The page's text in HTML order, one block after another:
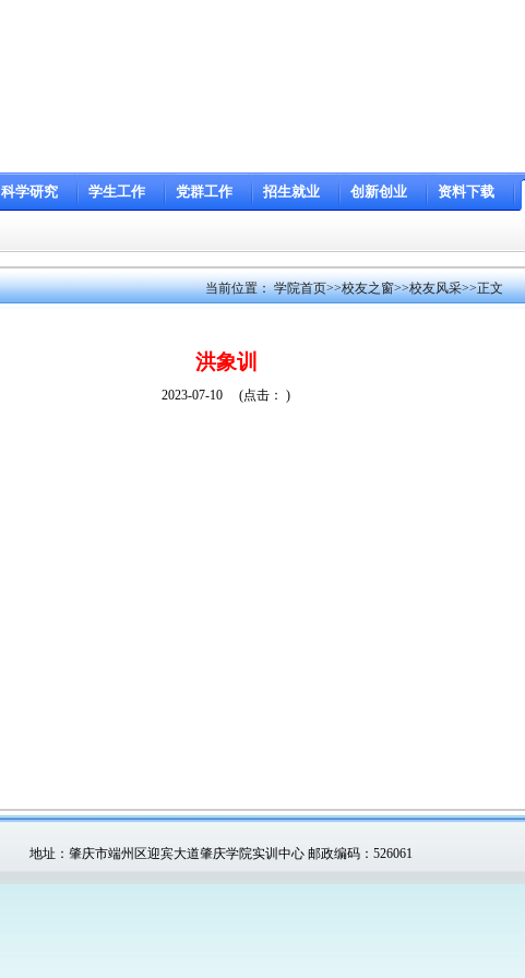
科学研究 学生工作 党群工作 招生就业 创新创业 资料下载
当前位置：学院首页>>校友之窗>>校友风采>>正文
洪象训
2023-07-10 (点击： )
地址：肇庆市端州区迎宾大道肇庆学院实训中心 邮政编码：526061